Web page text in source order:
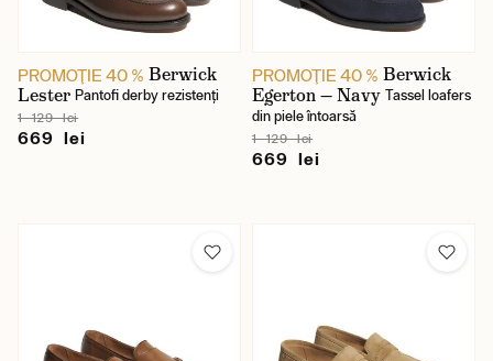
PROMOŢIE 40 % Berwick
Lester Pantofi derby rezistenți
1 129 lei
669 lei
PROMOŢIE 40 % Berwick
Egerton — Navy Tassel loafers
din piele întoarsă
1 129 lei
669 lei